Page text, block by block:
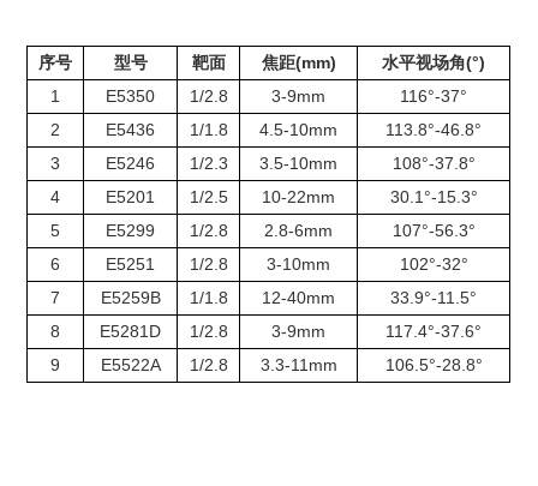
序号 型号 靶面 焦距(mm)
水平视场角(°)
1
E5350 1/2.8 3-9mm
116°-37°
2
E5436 1/1.8 4.5-10mm
113.8°-46.8°
3
E5246 1/2.3 3.5-10mm
108°-37.8°
4
E5201 1/2.5 10-22mm
30.1°-15.3°
5
E5299 1/2.8 2.8-6mm
107°-56.3°
6
E5251 1/2.8 3-10mm
102°-32°
7
E5259B 1/1.8 12-40mm
33.9°-11.5°
8
E5281D 1/2.8 3-9mm
117.4°-37.6°
9
E5522A 1/2.8 3.3-11mm 106.5°-28.8°